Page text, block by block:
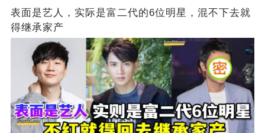
表面是艺人，实际是富二代的6位明星，混不下去就
得继承家产